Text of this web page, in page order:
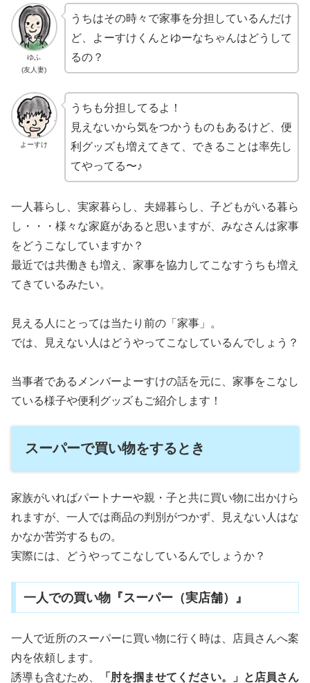
ゆふ
(友人妻)
うちはその時々で家事を分担しているんだけ
ど、よーすけくんとゆーなちゃんはどうして
るの？
よーすけ
うちも分担してるよ！
見えないから気をつかうものもあるけど、便
利グッズも増えてきて、できることは率先し
てやってる〜♪
一人暮らし、実家暮らし、夫婦暮らし、子どもがいる暮ら
し・・・様々な家庭があると思いますが、みなさんは家事
をどうこなしていますか？
最近では共働きも増え、家事を協力してこなすうちも増え
てきているみたい。
見える人にとっては当たり前の「家事」。
では、見えない人はどうやってこなしているんでしょう？
当事者であるメンバーよーすけの話を元に、家事をこなし
ている様子や便利グッズもご紹介します！
スーパーで買い物をするとき
家族がいればパートナーや親・子と共に買い物に出かけら
れますが、一人では商品の判別がつかず、見えない人はな
かなか苦労するもの。
実際には、どうやってこなしているんでしょうか？
一人での買い物『スーパー（実店舗）』
一人で近所のスーパーに買い物に行く時は、店員さんへ案
内を依頼します。
誘導も含むため、
「肘を掴ませてください。」と店員さん